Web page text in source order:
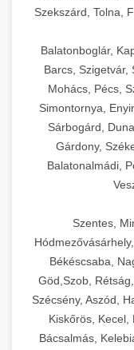
Szekszárd, Tolna,
Balatonboglár,
Barcs, Szigetvár,
Mohács, Pécs,
Simontornya,
Sárbogárd,
Gárdony,
Balatonalmádi,
Szentes,
Békéscsaba,
Göd,Szob,
Szécsény, Aszód,
Kiskőrös, Kecel,
Bácsalmás,